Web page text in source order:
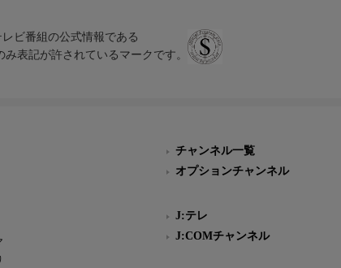
ビ番組の公式情報である
み表記が許されているマークです。
チャンネル一覧
オプションチャンネル
J:テレ
J:COMチャンネル